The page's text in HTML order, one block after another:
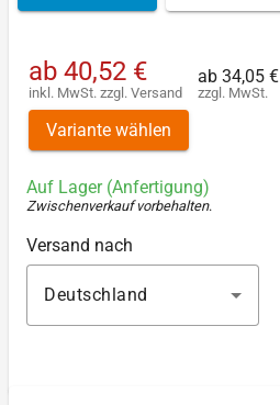
ab 40,52 €
inkl. MwSt. zzgl. Versand
ab 34,05 €
zzgl. MwSt.
Variante wählen
Auf Lager (Anfertigung)
Zwischenverkauf vorbehalten.
Versand nach
Deutschland